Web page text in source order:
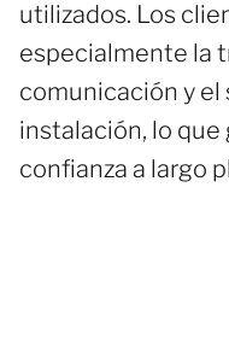
utilizados. Los
especialmente la
comunicación y
instalación, lo que
confianza a largo